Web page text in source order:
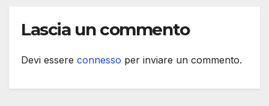
Lascia un commento
Devi essere connesso per inviare un commento.